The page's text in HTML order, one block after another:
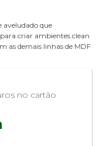
aveludado que
criar ambientes clean
as demais linhas de MDF
no cartão